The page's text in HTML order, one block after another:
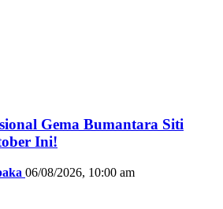
Gema Bumantara Siti
Ini!
06/08/2026, 10:00 am